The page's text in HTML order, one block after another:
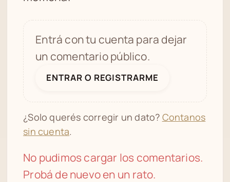
Entrá con tu cuenta para dejar
un comentario público.
ENTRAR O REGISTRARME
¿Solo querés corregir un dato? Contanos
sin cuenta.
No pudimos cargar los comentarios.
Probá de nuevo en un rato.